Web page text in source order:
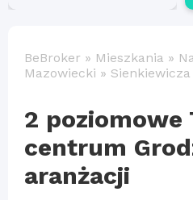
BeBroker » Mieszkania »
Mazowiecki »
2 poziomowe
centrum
aranżacji